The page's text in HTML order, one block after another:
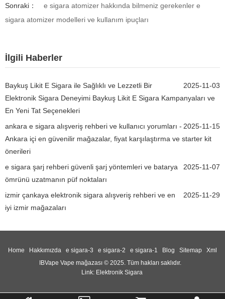
Sonraki：
e sigara atomizer hakkında bilmeniz gerekenler e
sigara atomizer modelleri ve kullanım ipuçları
İlgili Haberler
2025-11-03
Baykuş Likit E Sigara ile Sağlıklı ve Lezzetli Bir
Elektronik Sigara Deneyimi Baykuş Likit E Sigara Kampanyaları ve
En Yeni Tat Seçenekleri
2025-11-15
ankara e sigara alışveriş rehberi ve kullanıcı yorumları -
Ankara içi en güvenilir mağazalar, fiyat karşılaştırma ve starter kit
önerileri
2025-11-07
e sigara şarj rehberi güvenli şarj yöntemleri ve batarya
ömrünü uzatmanın püf noktaları
2025-11-29
izmir çankaya elektronik sigara alışveriş rehberi ve en
iyi izmir mağazaları
Home Hakkımızda e sigara-3 e sigara-2 e sigara-1 Blog Sitemap
Xml
IBVape Vape mağazası © 2025. Tüm hakları saklıdır.
Link: Elektronik Sigara